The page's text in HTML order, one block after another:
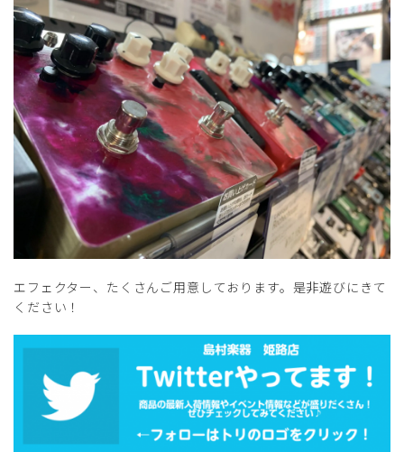
エフェクター、たくさんご用意しております。是非遊びにきて
ください！